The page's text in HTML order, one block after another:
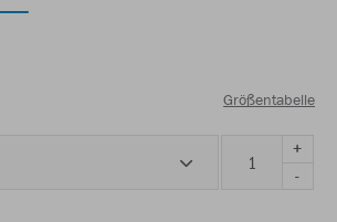
Größentabelle
+
-